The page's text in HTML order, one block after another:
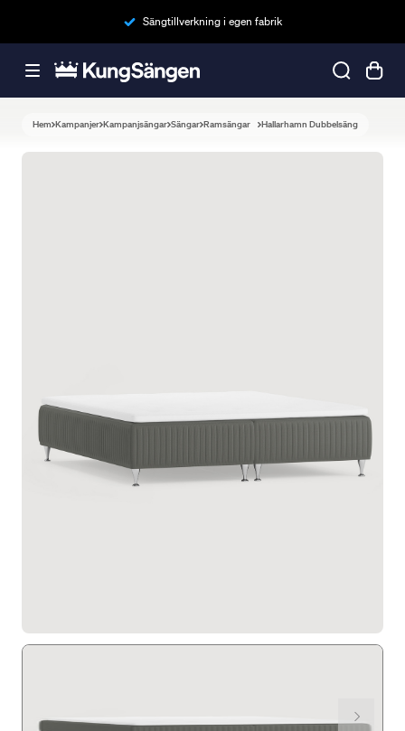
Sängtillverkning i egen fabrik
Hem Kampanjer Kampanjsängar Sängar Ramsängar Hallarhamn Dubbelsäng